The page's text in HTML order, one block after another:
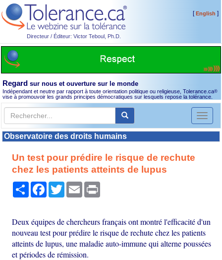
Directeur / Éditeur: Victor Teboul, Ph.D.
[English ]
Regard sur nous et ouverture sur le monde
Indépendant et neutre par rapport à toute orientation politique ou religieuse, Tolerance.ca®
vise à promouvoir les grands principes démocratiques sur lesquels repose la tolérance.
Toggle
Observatoire des droits humains
Un test pour prédire le risque de rechute
chez les patients atteints de lupus
PartagerFacebook
TwitterEmail
Deux équipes de chercheurs français ont montré l'efficacité d'un
nouveau test pour prédire le risque de rechute chez les patients
atteints de lupus, une maladie auto-immune qui alterne poussées
et périodes de rémission.